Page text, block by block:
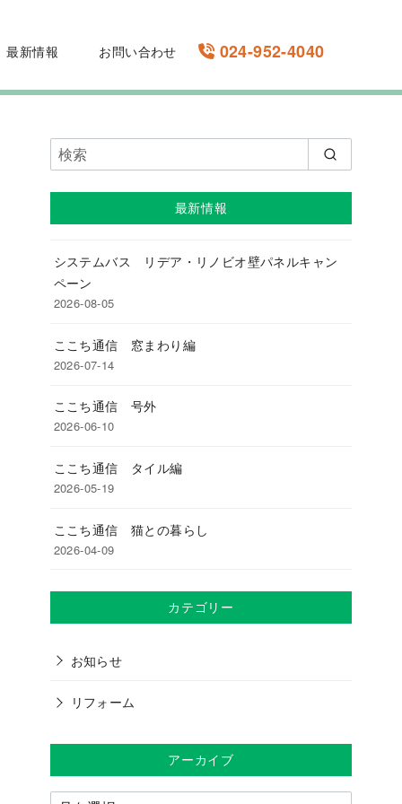
最新情報 お問い合わせ 024-952-4040
最新情報
システムバス リデア・リノビオ壁パネルキャン
ペーン
2026-08-05
ここち通信 窓まわり編
2026-07-14
ここち通信 号外
2026-06-10
ここち通信 タイル編
2026-05-19
ここち通信 猫との暮らし
2026-04-09
カテゴリー
お知らせ
リフォーム
アーカイブ